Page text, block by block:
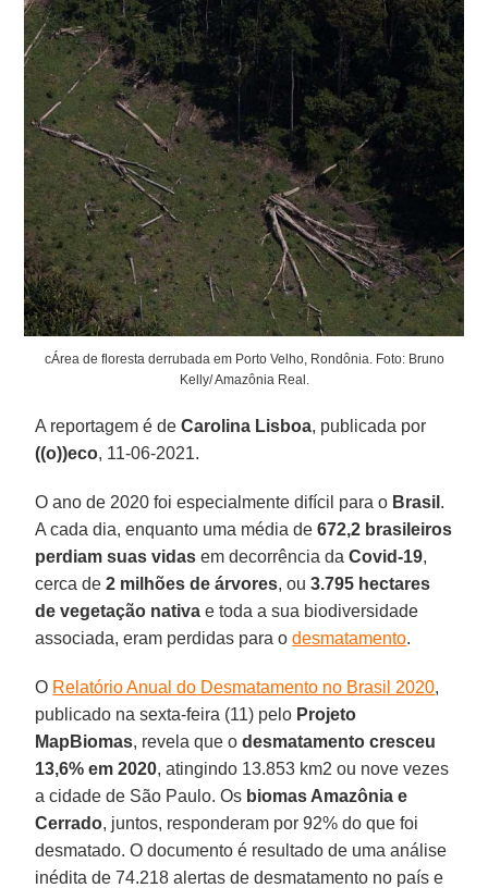
cÁrea de floresta derrubada em Porto Velho, Rondônia. Foto: Bruno
Kelly/ Amazônia Real.
A reportagem é deCarolina Lisboa, publicada por
((o))eco, 11-06-2021.
O ano de 2020 foi especialmente difícil para o Brasil .
A cada dia, enquanto uma média de672,2 brasileiros
perdiam suas vidas em decorrência daCovid-19,
cerca de 2 milhões de árvores, ou3.795 hectares
de vegetação nativa e toda a sua biodiversidade
associada, eram perdidas para odesmatamento.
O Relatório Anual do Desmatamento no Brasil 2020,
publicado na sexta-feira (11) pelo Projeto
MapBiomas, revela que odesmatamento cresceu
13,6% em 2020, atingindo 13.853 km2 ou nove vezes
a cidade de São Paulo. Os biomas Amazônia e
Cerrado, juntos, responderam por 92% do que foi
desmatado. O documento é resultado de uma análise
inédita de 74.218 alertas de desmatamento no país e